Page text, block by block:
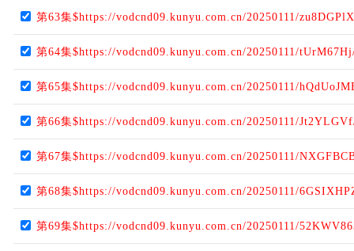
第63集$https://vodcnd09.kunyu.com.cn/20250111/
第64集$https://vodcnd09.kunyu.com.cn/20250111/
第65集$https://vodcnd09.kunyu.com.cn/20250111/
第66集$https://vodcnd09.kunyu.com.cn/20250111/
第67集$https://vodcnd09.kunyu.com.cn/20250111/
第68集$https://vodcnd09.kunyu.com.cn/20250111/
第69集$https://vodcnd09.kunyu.com.cn/20250111/